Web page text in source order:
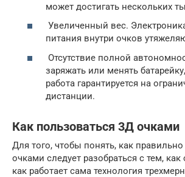
может достигать нескольких
Увеличенный вес.
питания внутри очков
Отсутствие полной
заряжать или менять
работа гарантируется на
дистанции.
Как пользоваться 3Д очками
Для того, чтобы понять, как
очками следует разобраться с тем,
как работает сама технология